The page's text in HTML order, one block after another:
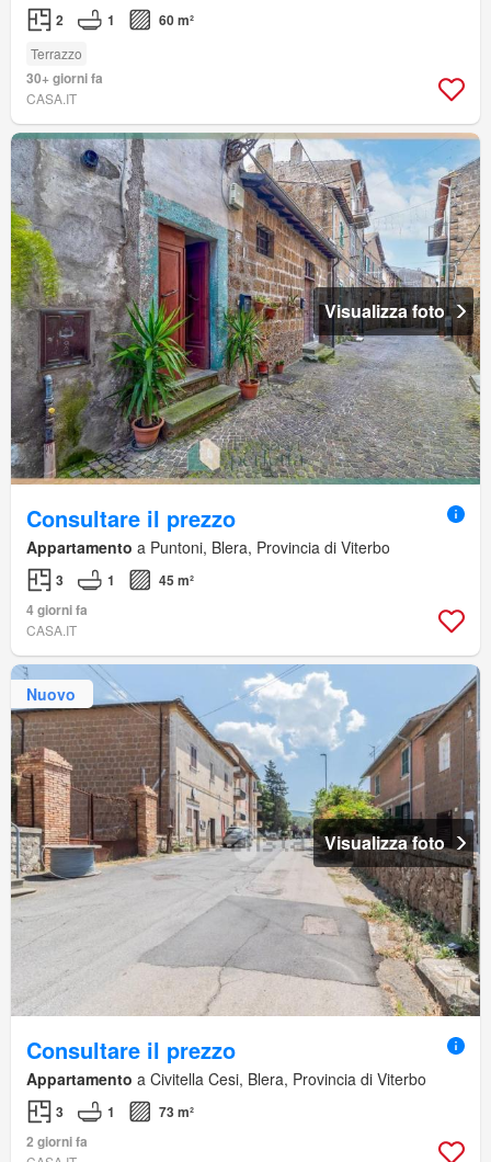
2 1 60 m²
Terrazzo
30+ giorni fa
CASA.IT
Visualizza foto
Consultare il prezzo
Appartamento a Puntoni, Blera, Provincia di Viterbo
3 1
45 m²
4 giorni fa
CASA.IT
Nuovo
Visualizza foto
Consultare il prezzo
Appartamento a Civitella Cesi, Blera, Provincia di Viterbo
3 1
73 m²
2 giorni fa